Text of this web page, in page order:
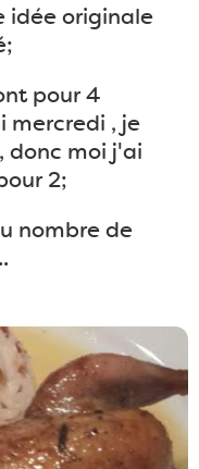
idée originale
pour 4
mercredi , je
donc moi j'ai
2;
nombre de